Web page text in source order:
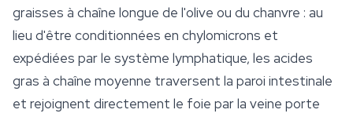
graisses à chaîne longue de l'olive ou du chanvre : au
lieu d'être conditionnées en chylomicrons et
expédiées par le système lymphatique, les acides
gras à chaîne moyenne traversent la paroi intestinale
et rejoignent directement le foie par la veine porte